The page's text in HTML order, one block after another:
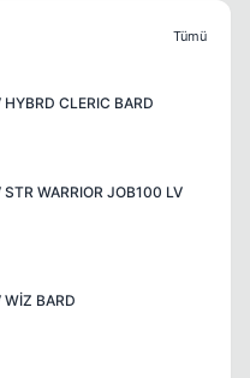
Tümü
WTS 124 LV HYBRD CLERIC BARD
WTS 128 LV WİZ BARD